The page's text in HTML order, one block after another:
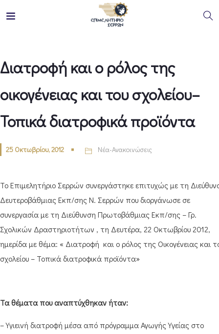
Διατροφή και ο ρόλος της
οικογένειας και του σχολείου–
Τοπικά διατροφικά προϊόντα
25 Οκτωβρίου, 2012 Νέα-Ανακοινώσεις
Το Επιμελητήριο Σερρών συνεργάστηκε επιτυχώς με τη
Δευτεροβάθμιας Εκπ/σης Ν. Σερρών που διοργάνωσε σε
συνεργασία με τη Διεύθυνση Πρωτοβάθμιας Εκπ/σης – Γρ.
Σχολικών Δραστηριοτήτων , τη Δευτέρα, 22 Οκτωβρίου 2012,
ημερίδα με θέμα: « Διατροφή και ο ρόλος της Οικογένειας και
σχολείου – Τοπικά διατροφικά προϊόντα»
Τα θέματα που αναπτύχθηκαν ήταν:
– Υγιεινή διατροφή μέσα από πρόγραμμα Αγωγής Υγείας στο